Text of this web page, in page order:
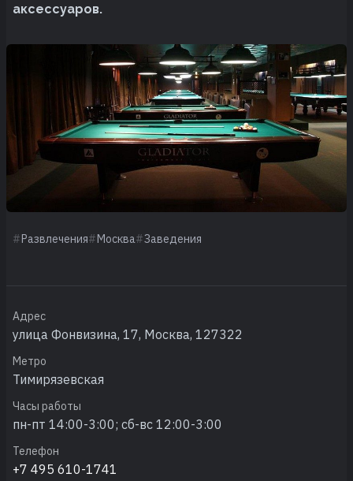
аксессуаров.
Развлечения Москва Заведения
Адрес
улица Фонвизина, 17, Москва, 127322
Метро
Тимирязевская
Часы работы
пн-пт 14:00-3:00; сб-вс 12:00-3:00
Телефон
+7 495 610-1741